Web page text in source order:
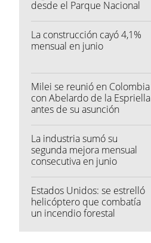
desde el Parque Nacional
La construcción cayó 4,1%
mensual en junio
Milei se reunió en Colombia
con Abelardo de la Espriella
antes de su asunción
La industria sumó su
segunda mejora mensual
consecutiva en junio
Estados Unidos: se estrelló
helicóptero que combatía
un incendio forestal